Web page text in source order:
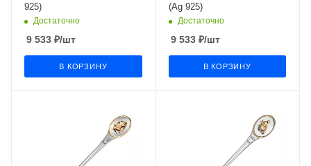
925)
Достаточно
9 533 ₽/шт
В КОРЗИНУ
(Ag 925)
Достаточно
9 533₽/шт
В КОРЗИНУ